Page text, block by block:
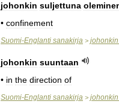
johonkin suljettuna
• confinement
Suomi-Englanti sanakirja > johonkin
johonkin suuntaan
• in the direction of
Suomi-Englanti sanakirja > johonkin